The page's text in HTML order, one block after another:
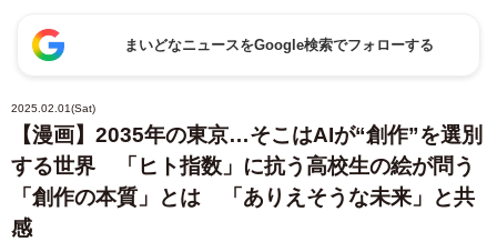
まいどなニュースをGoogle検索でフォローする
2025.02.01(Sat)
【漫画】2035年の東京…そこはAIが“創作”を選別
する世界 「ヒト指数」に抗う高校生の絵が問う
「創作の本質」とは 「ありえそうな未来」と共
感